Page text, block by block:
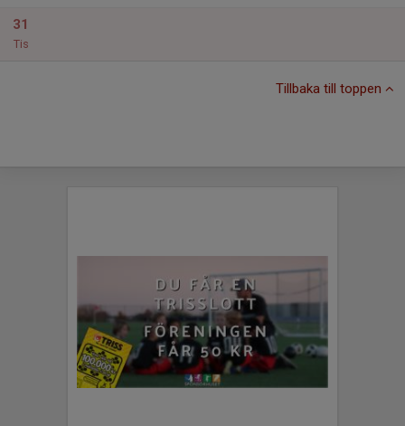
31
Tis
Tillbaka till toppen